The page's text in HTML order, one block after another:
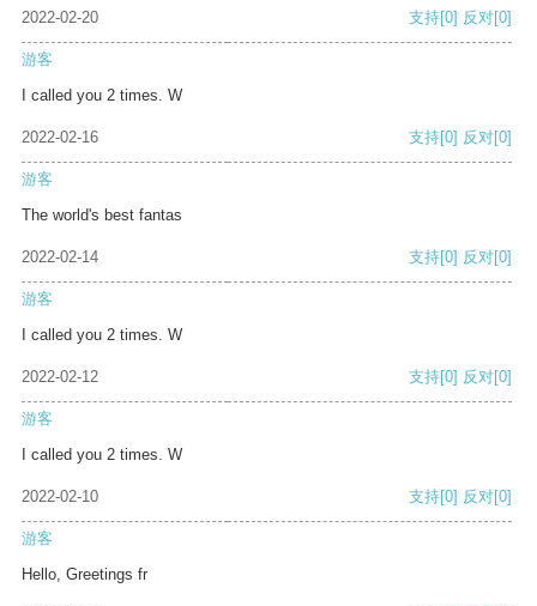
2022-02-20 支持[0] 反对[0]
游客
I called you 2 times. W
2022-02-16 支持[0] 反对[0]
游客
The world's best fantas
2022-02-14 支持[0] 反对[0]
游客
I called you 2 times. W
2022-02-12 支持[0] 反对[0]
游客
I called you 2 times. W
2022-02-10 支持[0] 反对[0]
游客
Hello, Greetings fr